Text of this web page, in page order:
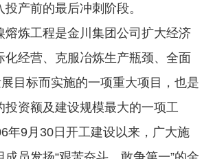
产前的最后冲刺阶段。
炼工程是金川集团公司扩大经济
化经营、克服冶炼生产瓶颈、全面
展目标而实施的一项重大项目，也是
投资额及建设规模最大的一项工
年9月30日开工建设以来，广大施